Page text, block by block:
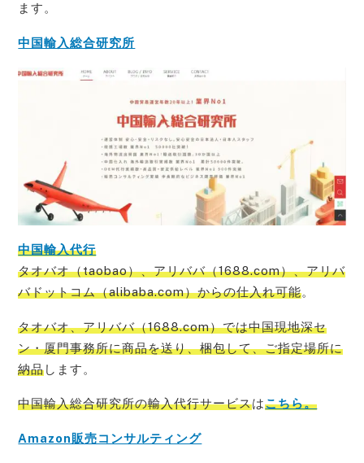
ます。
中国輸入総合研究所
中国輸入代行
タオバオ（taobao）、アリババ（1688.com）、アリバ
バドットコム（alibaba.com）からの仕入れ可能。
タオバオ、アリババ（1688.com）では中国現地深セ
ン・厦門事務所に商品を送り、梱包して、ご指定場所に
納品します。
中国輸入総合研究所の輸入代行サービスはこちら。
Amazon販売コンサルティング